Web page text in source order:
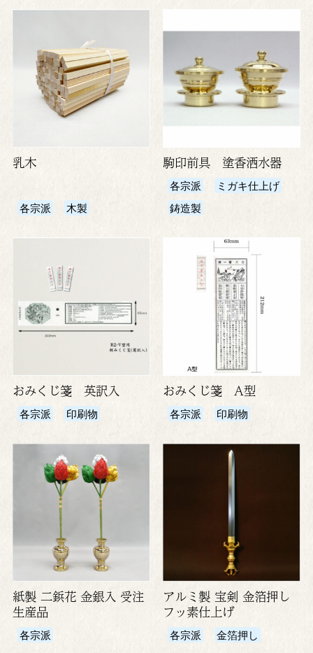
乳木
各宗派 木製
駒印前具 塗香洒水器
各宗派
ミガキ仕上げ
鋳造製
おみくじ箋 英訳入
各宗派 印刷物
おみくじ箋 A型
各宗派 印刷物
紙製 二鋲花 金銀入 受注
生産品
各宗派
アルミ製 宝剣 金箔押し
フッ素仕上げ
各宗派 金箔押し